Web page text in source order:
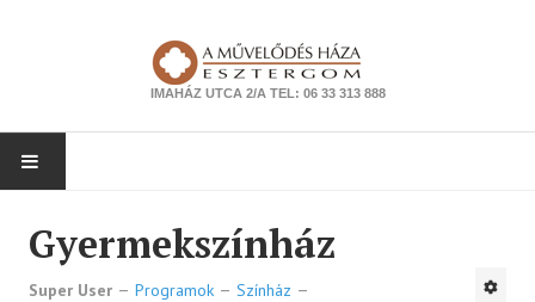
IMAHÁZ UTCA 2/A TEL: 06 33 313 888
PROGRAMOK
Gyermekszínház
Super User Programok
Színház